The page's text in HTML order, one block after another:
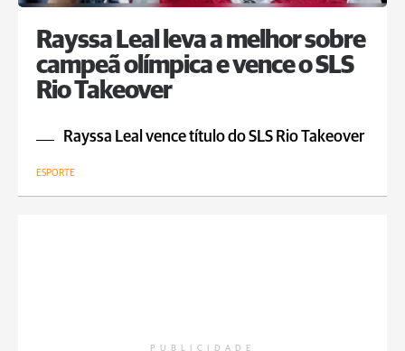
Rayssa Leal leva a melhor sobre
campeã olímpica e vence o SLS
Rio Takeover
Rayssa Leal vence título do SLS Rio Takeover
ESPORTE
PUBLICIDADE